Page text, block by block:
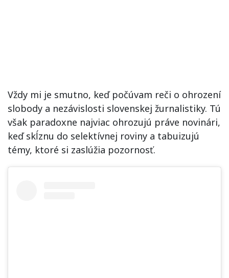
Vždy mi je smutno, keď počúvam reči o ohrození
slobody a nezávislosti slovenskej žurnalistiky. Tú
však paradoxne najviac ohrozujú práve novinári,
keď skĺznu do selektívnej roviny a tabuizujú
témy, ktoré si zaslúžia pozornosť.